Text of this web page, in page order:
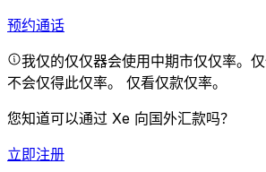
预约通话
我仅的仅仅器会使用中期市仅仅率。
不会仅得此仅率。 仅看仅款仅率。
您知道可以通过 Xe 向国外汇款吗？
立即注册